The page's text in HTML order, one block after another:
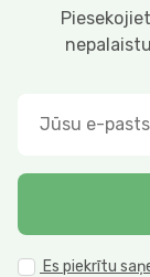
Es piekrītu